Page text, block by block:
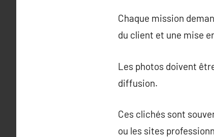
Chaque mission
du client et une mise
Les photos doivent
diffusion.
Ces clichés sont
ou les sites